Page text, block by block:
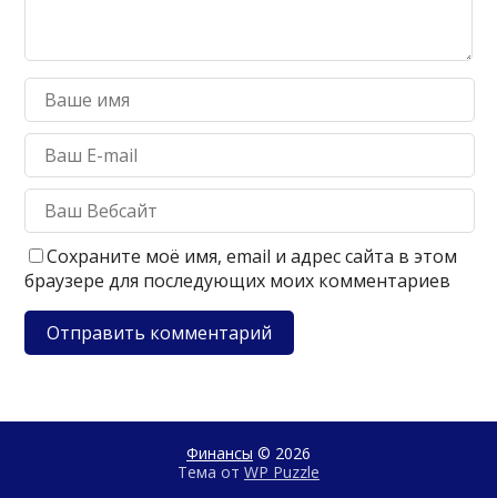
Сохраните моё имя, email и адрес сайта в этом
браузере для последующих моих комментариев
Финансы © 2026
Тема от WP Puzzle